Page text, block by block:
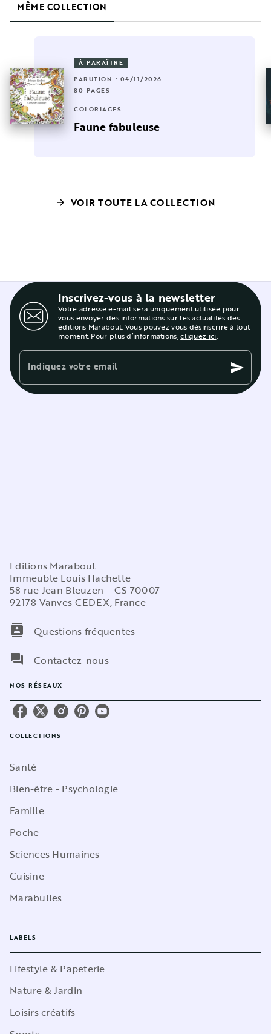
MÊME COLLECTION
À PARAÎTRE
PARUTION : 04/11/2026
80 PAGES
COLORIAGES
Faune fabuleuse
arrow_forward VOIR TOUTE LA COLLECTION
Inscrivez-vous à la newsletter
Votre adresse e-mail sera uniquement utilisée pour
vous envoyer des informations sur les actualités des
éditions Marabout. Vous pouvez vous désinscrire à tout
moment. Pour plus d’informations,cliquez ici.
Indiquez votre email send
Editions Marabout
Immeuble Louis Hachette
58 rue Jean Bleuzen – CS 70007
92178 Vanves CEDEX, France
contacts
Questions fréquentes
question_answer
Contactez-nous
NOS RÉSEAUX
COLLECTIONS
Santé
Bien-être - Psychologie
Famille
Poche
Sciences Humaines
Cuisine
Marabulles
LABELS
Lifestyle & Papeterie
Nature & Jardin
Loisirs créatifs